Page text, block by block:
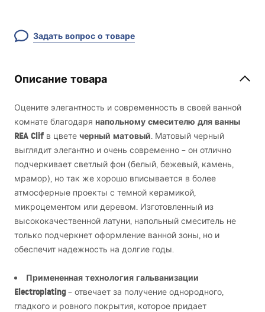
Задать вопрос о товаре
Описание товара
Оцените элегантность и современность в своей ванной
комнате благодаря напольному смесителю для ванны
REA Clif в цвете черный матовый. Матовый черный
выглядит элегантно и очень современно – он отлично
подчеркивает светлый фон (белый, бежевый, камень,
мрамор), но так же хорошо вписывается в более
атмосферные проекты с темной керамикой,
микроцементом или деревом. Изготовленный из
высококачественной латуни, напольный смеситель не
только подчеркнет оформление ванной зоны, но и
обеспечит надежность на долгие годы.
Примененная технология гальванизации
Electroplating– отвечает за получение однородного,
гладкого и ровного покрытия, которое придает